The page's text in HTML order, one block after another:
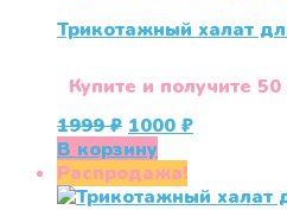
Трикотажный халат
Купите и получите
1999₽ Первоначальная
цена
составляла
1999 ₽.
1000 ₽Текущая
В корзину
Распродажа!